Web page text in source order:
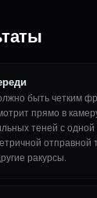
быть четким
прямо в
теней с
отправной
ракурсы.